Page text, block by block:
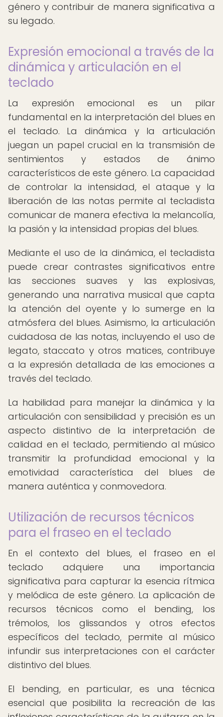
género y contribuir de manera significativa a
su legado.
Expresión emocional a través de la
dinámica y articulación en el
teclado
La expresión emocional es un pilar
fundamental en la interpretación del blues en
el teclado. La dinámica y la articulación
juegan un papel crucial en la transmisión de
sentimientos y estados de ánimo
característicos de este género. La capacidad
de controlar la intensidad, el ataque y la
liberación de las notas permite al tecladista
comunicar de manera efectiva la melancolía,
la pasión y la intensidad propias del blues.
Mediante el uso de la dinámica, el tecladista
puede crear contrastes significativos entre
las secciones suaves y las explosivas,
generando una narrativa musical que capta
la atención del oyente y lo sumerge en la
atmósfera del blues. Asimismo, la articulación
cuidadosa de las notas, incluyendo el uso de
legato, staccato y otros matices, contribuye
a la expresión detallada de las emociones a
través del teclado.
La habilidad para manejar la dinámica y la
articulación con sensibilidad y precisión es un
aspecto distintivo de la interpretación de
calidad en el teclado, permitiendo al músico
transmitir la profundidad emocional y la
emotividad característica del blues de
manera auténtica y conmovedora.
Utilización de recursos técnicos
para el fraseo en el teclado
En el contexto del blues, el fraseo en el
teclado adquiere una importancia
significativa para capturar la esencia rítmica
y melódica de este género. La aplicación de
recursos técnicos como el bending, los
trémolos, los glissandos y otros efectos
específicos del teclado, permite al músico
infundir sus interpretaciones con el carácter
distintivo del blues.
El bending, en particular, es una técnica
esencial que posibilita la recreación de las